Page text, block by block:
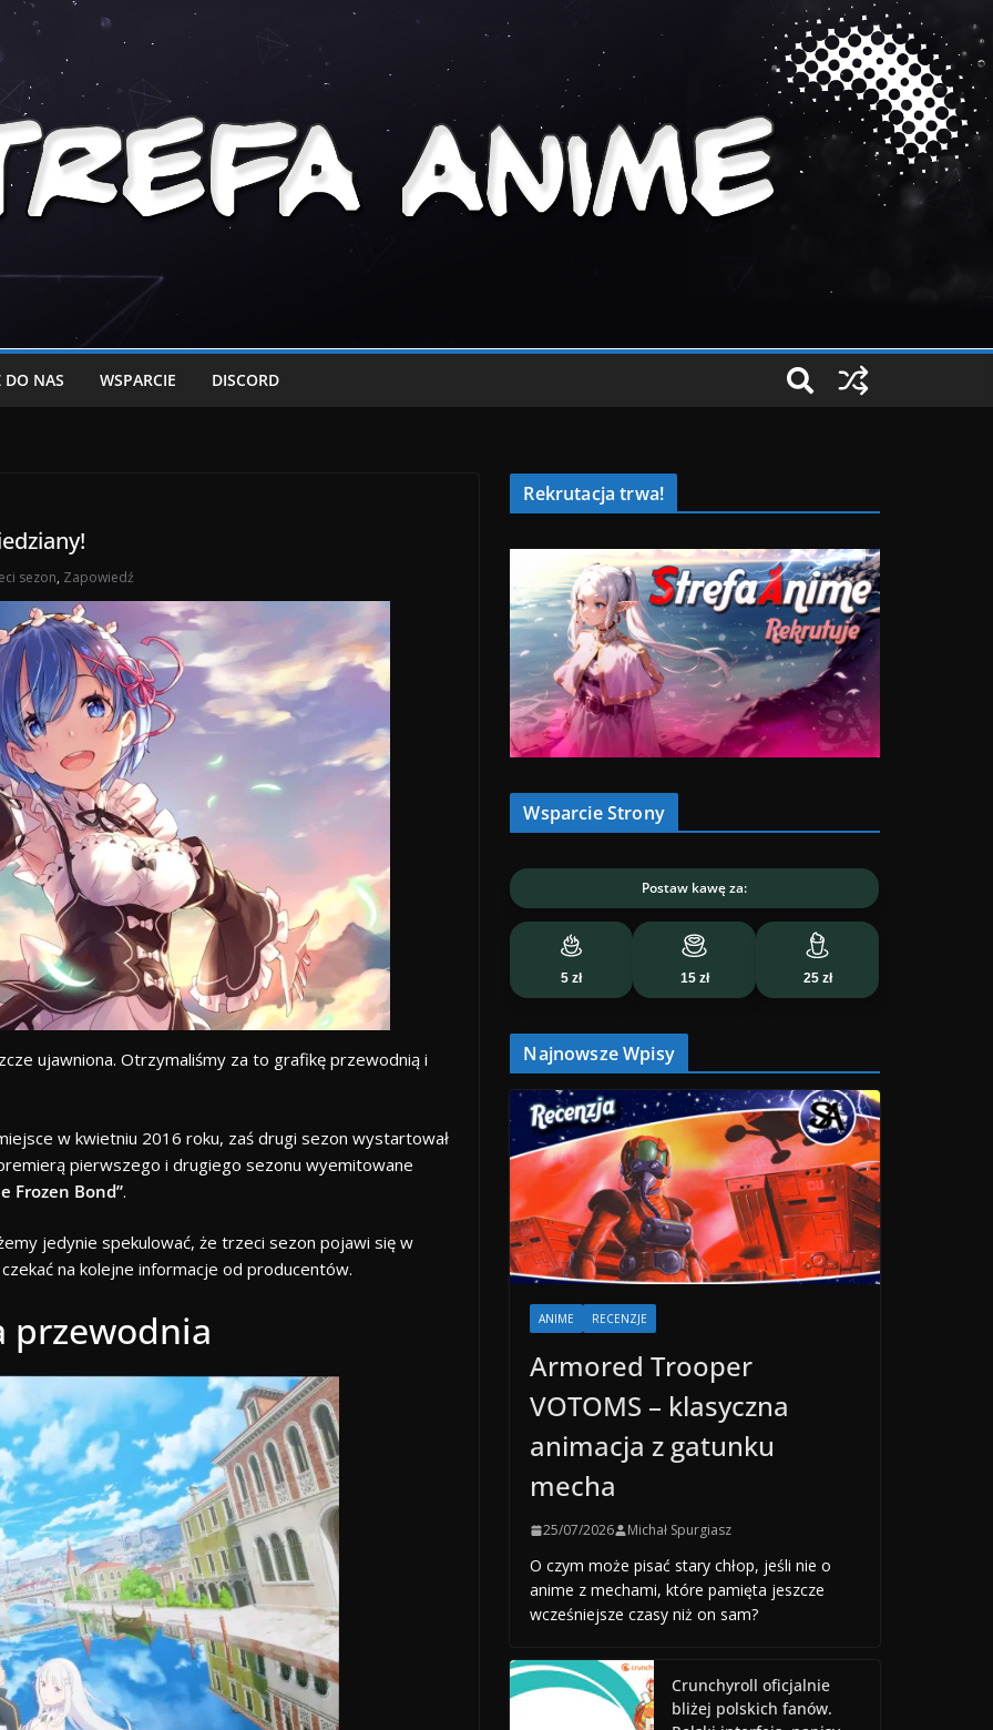
DO NAS WSPARCIE DISCORD
sezon, Zapowiedź
ujawniona. Otrzymaliśmy za to grafikę przewodnią i
w kwietniu 2016 roku, zaś drugi sezon wystartował
pierwszego i drugiego sezonu wyemitowane
Frozen Bond”.
jedynie spekulować, że trzeci sezon pojawi się w
na kolejne informacje od producentów.
przewodnia
Rekrutacja trwa!
Wsparcie Strony
Postaw kawę za:
5 zł 15 zł 25 zł
Najnowsze Wpisy
ANIME RECENZJE
Armored Trooper
VOTOMS – klasyczna
animacja z gatunku
mecha
25/07/2026 Michał Spurgiasz
O czym może pisać stary chłop, jeśli nie o
anime z mechami, które pamięta jeszcze
wcześniejsze czasy niż on sam?
Crunchyroll oficjalnie
bliżej polskich fanów.